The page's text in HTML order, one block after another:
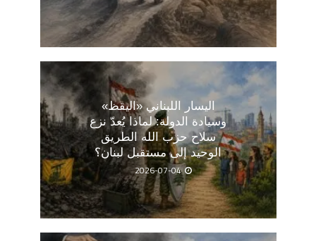
اليسار اللبناني «اليقظ»
وسيادة الدولة: لماذا يُعدّ نزع
سلاح حزب الله الطريق
الوحيد إلى مستقبل لبنان؟
2026-07-04